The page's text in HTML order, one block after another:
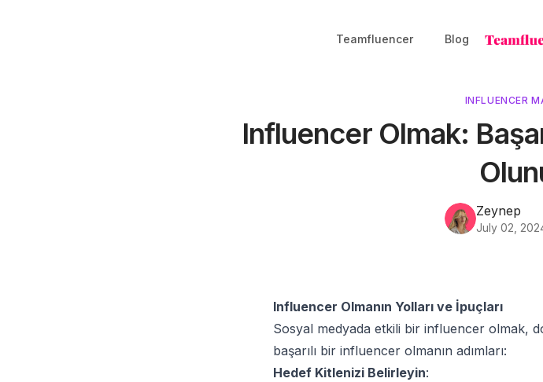
Teamfluencer Blog
INFLUENCER
Influencer Olmak:
Zeynep
July 02,
Influencer Olmanın Yolları ve İpuçları
Sosyal medyada etkili bir influencer olmak,
başarılı bir influencer olmanın adımları:
Hedef Kitlenizi Belirleyin: